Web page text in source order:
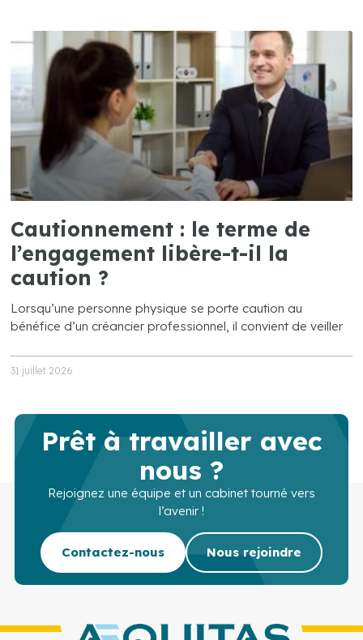
Cautionnement : le terme de
l’engagement libère-t-il la
caution ?
Lorsqu’une personne physique se porte caution au
bénéfice d’un créancier professionnel, il convient de veiller
31 juillet 2026
Prêt à travailler avec
nous ?
Rejoignez une équipe et un cabinet tourné vers
l’avenir !
Contactez-nous Nous rejoindre